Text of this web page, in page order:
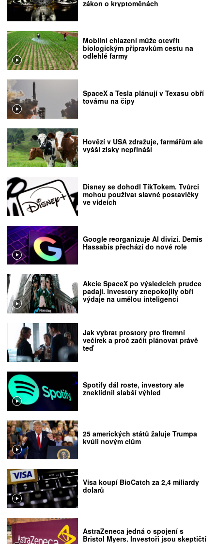
zákon o kryptoměnách
Mobilní chlazení může otevřít
biologickým přípravkům cestu na
odlehlé farmy
SpaceX a Tesla plánují v Texasu obří
továrnu na čipy
Hovězí v USA zdražuje, farmářům ale
vyšší zisky nepřináší
Disney se dohodl TikTokem. Tvůrci
mohou používat slavné postavičky
ve videích
Google reorganizuje AI divizi. Demis
Hassabis přechází do nové role
Akcie SpaceX po výsledcích prudce
padají. Investory znepokojily obří
výdaje na umělou inteligenci
Jak vybrat prostory pro firemní
večírek a proč začít plánovat právě
teď
Spotify dál roste, investory ale
zneklidnil slabší výhled
25 amerických států žaluje Trumpa
kvůli novým clům
Visa koupí BioCatch za 2,4 miliardy
dolarů
AstraZeneca jedná o spojení s
Bristol Myers. Investoři jsou skeptičtí